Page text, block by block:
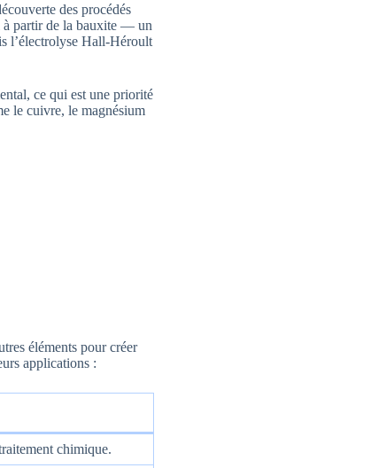
des procédés
à partir de la bauxite — un
l’électrolyse Hall-Héroult
ce qui est une priorité
le cuivre, le magnésium
éléments pour créer
applications :
chimique.